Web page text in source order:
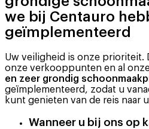
we bij Centauro
geïmplementeerd
Uw veiligheid is onze prioriteit.
onze verkooppunten en al
en zeer grondig
geïmplementeerd, zodat u
kunt genieten van de reis naar
Wanneer u bij ons op